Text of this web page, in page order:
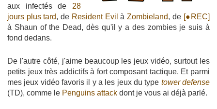
aux infectés de 28
jours plus tard, de Resident Evil àZombieland, de [●REC]
à Shaun of the Dead, dès qu'il y a des zombies je suis à
fond dedans.
De l'autre côté, j'aime beaucoup les jeux vidéo, surtout les
petits jeux très addictifs à fort composant tactique. Et parmi
mes jeux vidéo favoris il y a les jeux du type tower defense
(TD), comme le Penguins attack dont je vous ai déjà parlé.